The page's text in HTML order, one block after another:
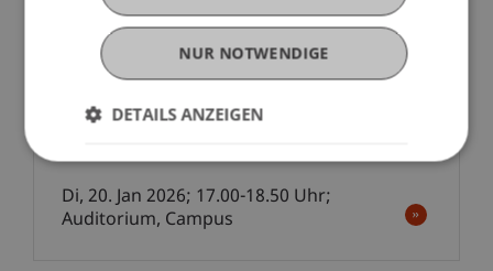
Buchpräsentation
Buchpräsentation: Festschrift 100
Jahre Liechtensteinisches
Di, 20. Jan 2026; 17.00-18.50 Uhr;
Auditorium, Campus
NUR NOTWENDIGE
DETAILS ANZEIGEN